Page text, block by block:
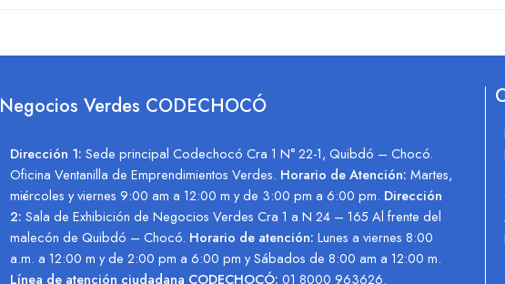
Negocios Verdes CODECHOCÓ
Dirección 1:Sede principal Codechocó Cra 1 N° 22-1, Quibdó – Chocó.
Oficina Ventanilla de Emprendimientos Verdes. Horario de Atención:Martes,
miércoles y viernes 9:00 am a 12:00 m y de 3:00 pm a 6:00 pm. Dirección
2: Sala de Exhibición de Negocios Verdes Cra 1 a N 24 – 165 Al frente del
malecón de Quibdó – Chocó. Horario de atención: Lunes a viernes 8:00
a.m. a 12:00 m y de 2:00 pm a 6:00 pm y Sábados de 8:00 am a 12:00 m.
Línea de atención ciudadana CODECHOCÓ: 01 8000 963626.